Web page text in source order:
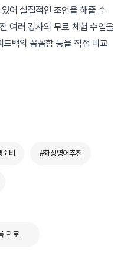
어 실질적인 조언을 해줄 수
여러 강사의 무료 체험 수업을
백의 꼼꼼함 등을 직접 비교
비 #화상영어추천
으로